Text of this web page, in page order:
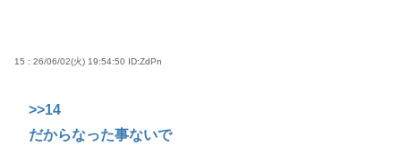
15 : 26/06/02(火) 19:54:50 ID:ZdPn
>>14
だからなった事ないで